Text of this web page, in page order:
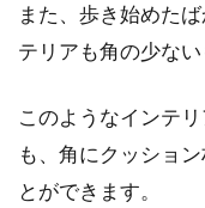
また、歩き始めた
テリアも角の少な
このようなインテ
も、角にクッショ
とができます。